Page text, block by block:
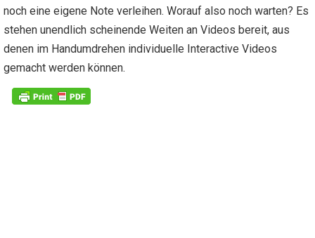
noch eine eigene Note verleihen. Worauf also noch warten? Es
stehen unendlich scheinende Weiten an Videos bereit, aus
denen im Handumdrehen individuelle Interactive Videos
gemacht werden können.